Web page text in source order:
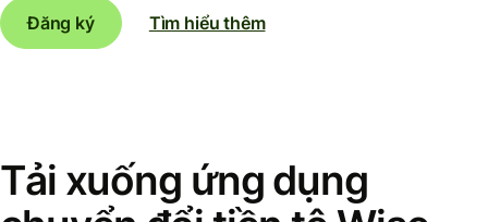
Đăng ký
Tìm hiểu thêm
Tải xuống ứng dụng